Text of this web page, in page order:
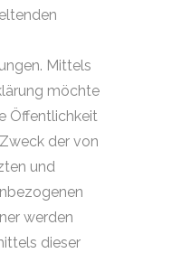
Mittels
möchte
Öffentlichkeit
der von
und
werden
dieser